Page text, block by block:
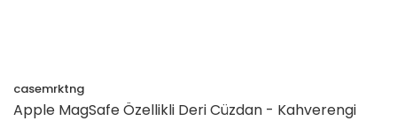
casemrktng
Apple MagSafe Özellikli Deri Cüzdan - Kahverengi